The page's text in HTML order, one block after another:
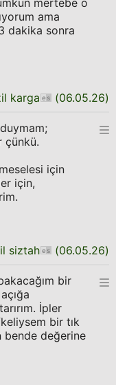
mertebe o
ama
dakika sonra
karga (06.05.26)
çünkü.
için
için,
siztah (06.05.26)
bir
İpler
bir tık
bende değerine